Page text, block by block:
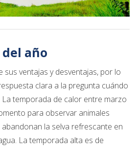
año
sus ventajas y desventajas, por lo
clara a la pregunta cuándo
La temporada de calor entre marzo
para observar animales
abandonan la selva refrescante en
La temporada alta es de